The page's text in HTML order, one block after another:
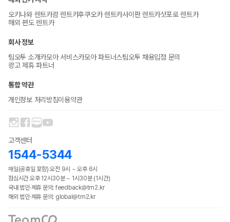
오키나와 렌트카괌 렌트카후쿠오카 렌트카사이판 렌트카삿포로 렌트카
해외 편도 렌트카
회사 정보
팀오투 소개카모아 서비스카모아 파트너스팀오투 채용입점 문의
광고 제휴 파트너
통합 약관
개인정보 처리방침이용약관
고객센터
1544-5344
매일(공휴일 포함) 오전 9시 ~ 오후 6시
점심시간 오후 12시30분 ~ 1시30분 (1시간)
국내 법인·제휴 문의: feedback@tm2.kr
해외 법인·제휴 문의: global@tm2.kr